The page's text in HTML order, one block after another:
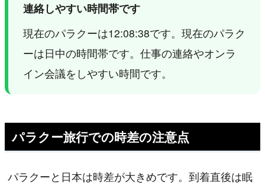
連絡しやすい時間帯です
現在のパラクーは12:08:38です。現在のパラク
ーは日中の時間帯です。仕事の連絡やオンラ
イン会議をしやすい時間です。
パラクー旅行での時差の注意点
パラクーと日本は時差が大きめです。到着直後は眠